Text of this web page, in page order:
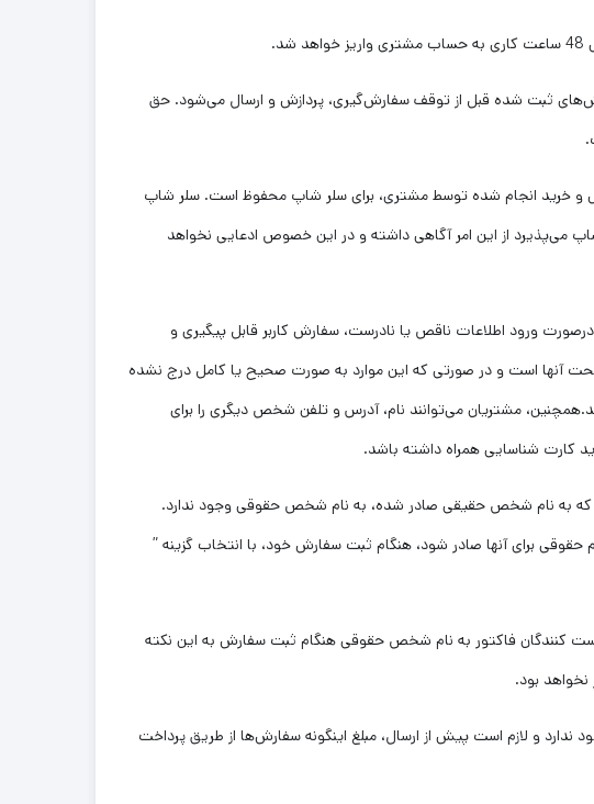
ثبت شده قبل از توقف سفارش‌‏گیری، پردازش و ارسال می‌‏شود. حق
و خرید انجام شده توسط مشتری، برای سلر شاپ محفوظ است. سلر شاپ
می‌پذیرد از این امر آگاهی داشته و در این خصوص ادعایی نخواهد
ورود اطلاعات ناقص یا نادرست، سفارش کاربر قابل پیگیری و
آنها است و در صورتی که این موارد به صورت صحیح یا کامل درج نشده
مشتریان می‌توانند نام، آدرس و تلفن شخص دیگری را برای
کارت شناسایی همراه داشته باشد.
که به نام شخص حقیقی صادر شده، به نام شخص حقوقی وجود ندارد.
حقوقی برای آنها صادر شود، هنگام ثبت سفارش خود، با انتخاب گزینه ”
کنندگان فاکتور به نام شخص حقوقی هنگام ثبت سفارش به این نکته
بود.
و لازم است پیش از ارسال، مبلغ اینگونه سفارش‌ها از طریق پرداخت